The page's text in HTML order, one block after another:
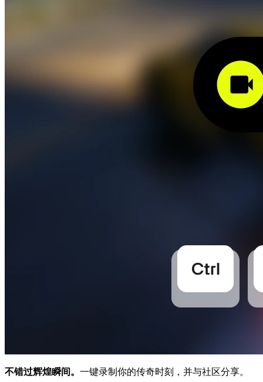
不错过辉煌瞬间。 一键录制你的传奇时刻，并与社区分享。